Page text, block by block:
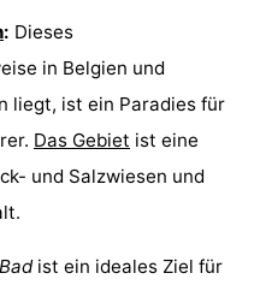
: Dieses
in Belgien und
liegt, ist ein Paradies für
Das Gebiet ist eine
und Salzwiesen und
ist ein ideales Ziel für